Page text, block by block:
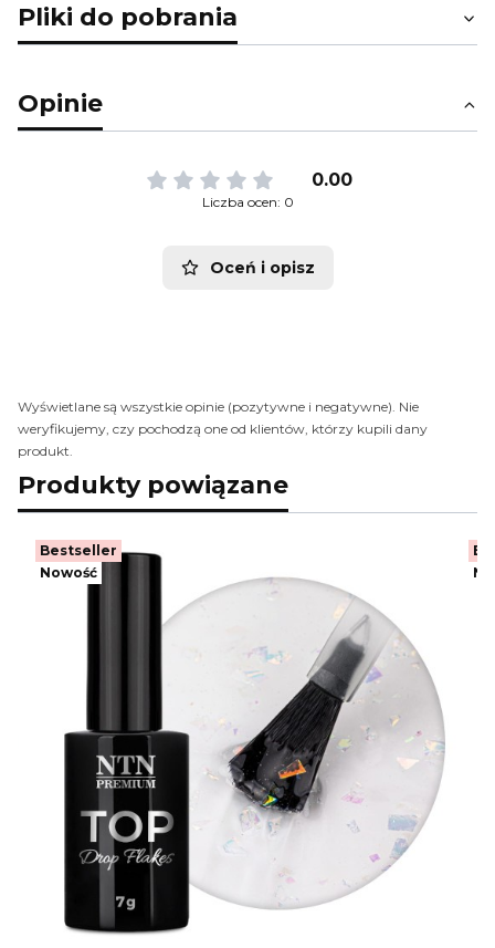
Pliki do pobrania
Opinie
0.00
Liczba ocen: 0
Oceń i opisz
Wyświetlane są wszystkie opinie (pozytywne i negatywne). Nie
weryfikujemy, czy pochodzą one od klientów, którzy kupili dany
produkt.
Produkty powiązane
Bestseller
Nowość